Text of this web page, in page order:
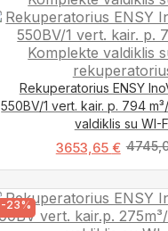
Rekuperatorius ENSY
550BV/1 vert. kair. p. 794
valdiklis su WI-
3653,65 €
-23%